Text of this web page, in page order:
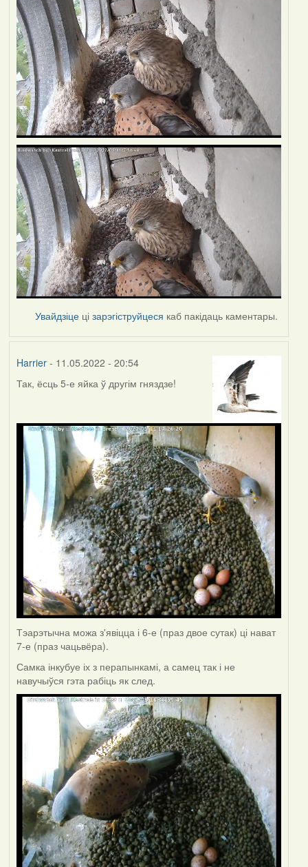
Увайдзіце цізарэгіструйцеся каб пакідаць каментары.
Harrier- 11.05.2022 - 20:54
Так, ёсць 5-е яйка ў другім гняздзе!
Тэарэтычна можа з'явіцца і 6-е (праз двое сутак) ці нават
7-е (праз чацьвёра).
Самка інкубуе іх з перапынкамі, а самец так і не
навучыўся гэта рабіць як след.